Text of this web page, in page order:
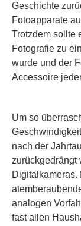
Geschichte
Fotoapparate
Trotzdem sollte
Fotografie zu
wurde und der
Accessoire
Um so
nach der
zurückgedrängt
Digitalkameras.
analogen
fast allen